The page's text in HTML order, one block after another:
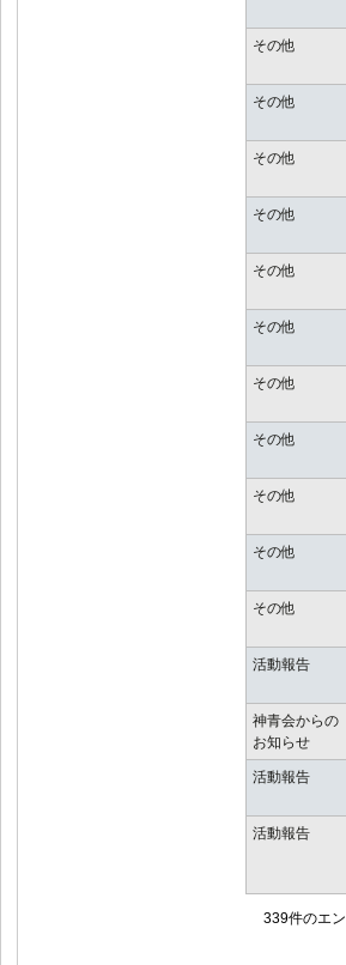
その他
その他
その他
その他
その他
その他
その他
その他
その他
その他
その他
活動報告
神青会からの
お知らせ
活動報告
活動報告
339件のエ